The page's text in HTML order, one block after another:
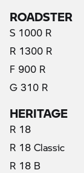
ROADSTER
S 1000 R
R 1300 R
F 900 R
G 310 R
HERITAGE
R 18
R 18 Classic
R 18 B